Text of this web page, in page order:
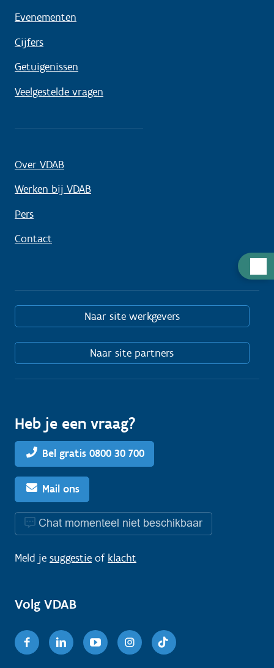
Evenementen
Cijfers
Getuigenissen
Veelgestelde vragen
Over VDAB
Werken bij VDAB
Pers
Contact
Naar site werkgevers
Naar site partners
Heb je een vraag?
Bel gratis 0800 30 700
Mail ons
Chat momenteel niet beschikbaar
Meld je suggestie of klacht
Volg VDAB
FacebookLinkedinYoutubeInstagram